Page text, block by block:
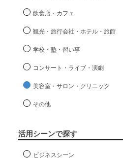
飲食店・カフェ
観光・旅行会社・ホテル・旅館
学校・塾・習い事
コンサート・ライブ・演劇
美容室・サロン・クリニック
その他
活用シーンで探す
ビジネスシーン